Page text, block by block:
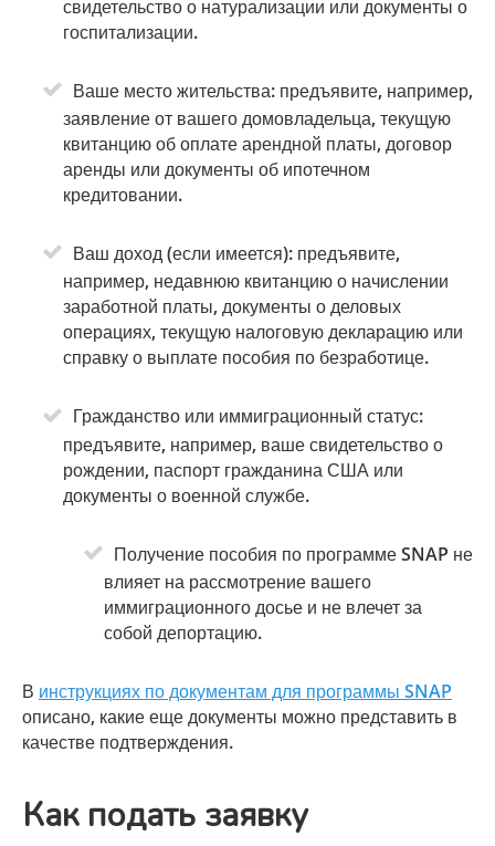
свидетельство о натурализации или документы о
госпитализации.
Ваше место жительства: предъявите, например,
заявление от вашего домовладельца, текущую
квитанцию об оплате арендной платы, договор
аренды или документы об ипотечном
кредитовании.
Ваш доход (если имеется): предъявите,
например, недавнюю квитанцию о начислении
заработной платы, документы о деловых
операциях, текущую налоговую декларацию или
справку о выплате пособия по безработице.
Гражданство или иммиграционный статус:
предъявите, например, ваше свидетельство о
рождении, паспорт гражданина США или
документы о военной службе.
Получение пособия по программе SNAP не
влияет на рассмотрение вашего
иммиграционного досье и не влечет за
собой депортацию.
В инструкциях по документам для программы SNAP
описано, какие еще документы можно представить в
качестве подтверждения.
Как подать заявку